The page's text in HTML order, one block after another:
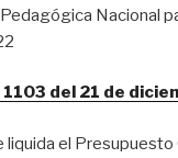
Nacional
1103 del 21 de
liquida el Presupuesto